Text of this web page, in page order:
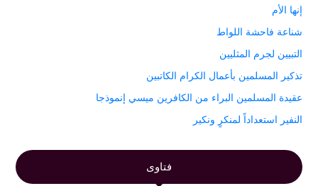
إنها الأم
شناعة فاحشة اللواط
التبيين لجرم المثليين
تذكير المسلمين بأعمال الكرام الكاتبين
عقيدة المسلمين البراء من الكافرين ميسي إنموذجا
النفير استعداداً لمنكرٍ ونكير
فتاوى